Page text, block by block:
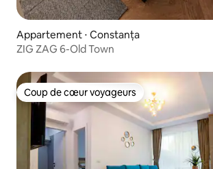
Appartement ⋅ Constanța
ZIG ZAG 6-Old Town
Coup de cœur voyageurs
Coup de cœur voyageurs